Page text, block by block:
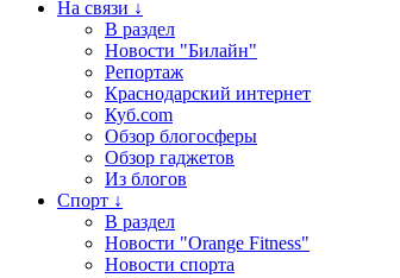
На связи ↓
В раздел
Новости "Билайн"
Репортаж
Краснодарский интернет
Куб.com
Обзор блогосферы
Обзор гаджетов
Из блогов
Спорт ↓
В раздел
Новости "Orange Fitness"
Новости спорта